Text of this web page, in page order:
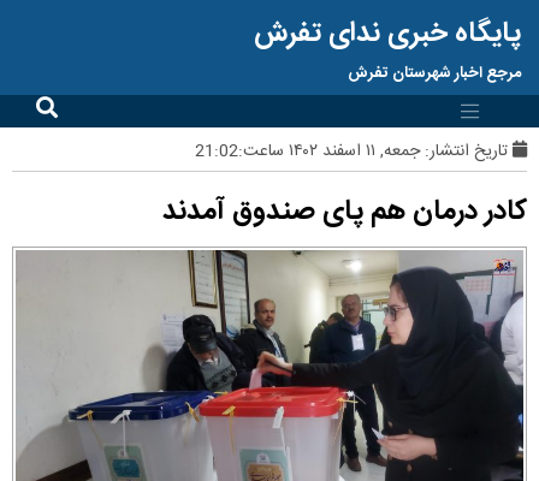
پایگاه خبری ندای تفرش
مرجع اخبار شهرستان تفرش
تاریخ انتشار:جمعه, ۱۱ اسفند ۱۴۰۲ ساعت:21:02
کادر درمان هم پای صندوق آمدند